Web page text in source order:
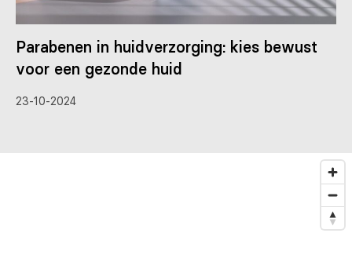
Parabenen in huidverzorging: kies bewust
voor een gezonde huid
23-10-2024